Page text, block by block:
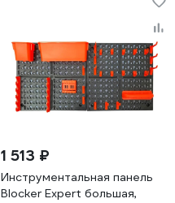
1 513 ₽
Инструментальная панель
Blocker Expert большая,